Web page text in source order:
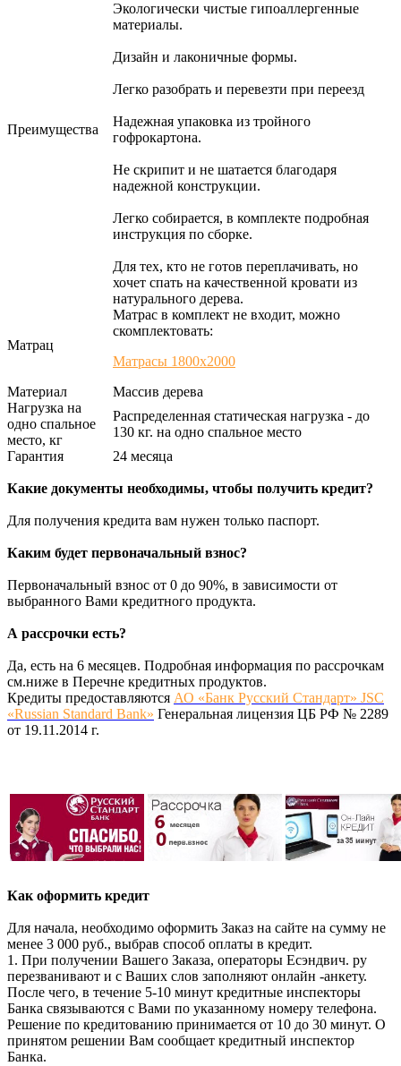
Преимущества
Экологически чистые гипоаллергенные
материалы.
Дизайн и лаконичные формы.
Легко разобрать и перевезти при переезд
Надежная упаковка из тройного
гофрокартона.
Не скрипит и не шатается благодаря
надежной конструкции.
Легко собирается, в комплекте подробная
инструкция по сборке.
Для тех, кто не готов переплачивать, но
хочет спать на качественной кровати из
натурального дерева.
Матрац
Матрас в комплект не входит, можно
скомплектовать:
Матрасы 1800х2000
Материал
Массив дерева
Нагрузка на
одно спальное
место, кг
Распределенная статическая нагрузка - до
130 кг. на одно спальное место
Гарантия
24 месяца
Какие документы необходимы, чтобы получить кредит?
Для получения кредита вам нужен только паспорт.
Каким будет первоначальный взнос?
Первоначальный взнос от 0 до 90%, в зависимости от
выбранного Вами кредитного продукта.
А рассрочки есть?
Да, есть на 6 месяцев. Подробная информация по рассрочкам
см.ниже в Перечне кредитных продуктов.
Кредиты предоставляются АО «Банк Русский Стандарт» JSC
«Russian Standard Bank» Генеральная лицензия ЦБ РФ № 2289
от 19.11.2014 г.
Как оформить кредит
Для начала, необходимо оформить Заказ на сайте на сумму не
менее 3 000 руб., выбрав способ оплаты в кредит.
1. При получении Вашего Заказа, операторы Есэндвич. ру
перезванивают и с Ваших слов заполняют онлайн -анкету.
После чего, в течение 5-10 минут кредитные инспекторы
Банка связываются с Вами по указанному номеру телефона.
Решение по кредитованию принимается от 10 до 30 минут. О
принятом решении Вам сообщает кредитный инспектор
Банка.